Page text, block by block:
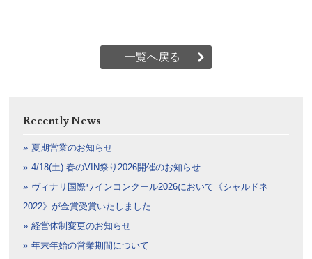
一覧へ戻る
Recently News
夏期営業のお知らせ
4/18(土) 春のVIN祭り2026開催のお知らせ
ヴィナリ国際ワインコンクール2026において《シャルドネ
2022》が金賞受賞いたしました
経営体制変更のお知らせ
年末年始の営業期間について